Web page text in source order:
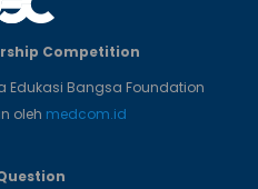
Competition
Edukasi Bangsa Foundation
oleh medcom.id